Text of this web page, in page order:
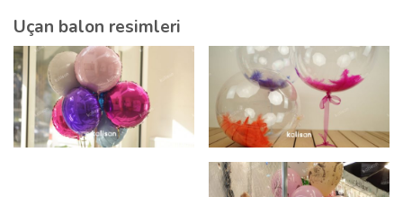
Uçan balon resimleri